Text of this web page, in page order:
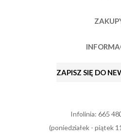
ZAPISZ SIĘ DO
Infolinia: 665
(poniedziałek - piątek